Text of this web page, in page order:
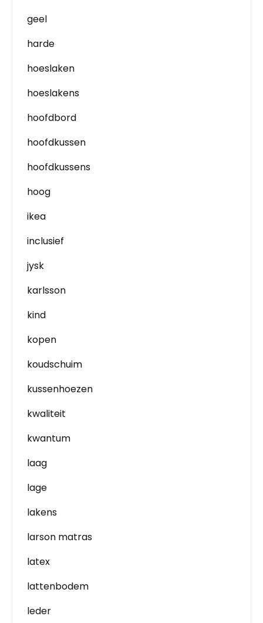
geel
harde
hoeslaken
hoeslakens
hoofdbord
hoofdkussen
hoofdkussens
hoog
ikea
inclusief
jysk
karlsson
kind
kopen
koudschuim
kussenhoezen
kwaliteit
kwantum
laag
lage
lakens
larson matras
latex
lattenbodem
leder